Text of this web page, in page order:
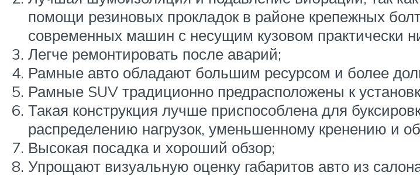
помощи резиновых прокладок в районе крепежных
современных машин с несущим кузовом практически
Легче ремонтировать после аварий;
Рамные авто обладают большим ресурсом и более
Рамные SUV традиционно предрасположены к
Такая конструкция лучше приспособлена для
распределению нагрузок, уменьшенному кренению и
Высокая посадка и хороший обзор;
Упрощают визуальную оценку габаритов авто из